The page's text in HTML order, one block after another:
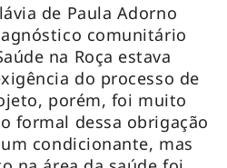
de Paula Adorno
comunitário
na Roça estava
do processo de
porém, foi muito
formal dessa obrigação
condicionante, mas